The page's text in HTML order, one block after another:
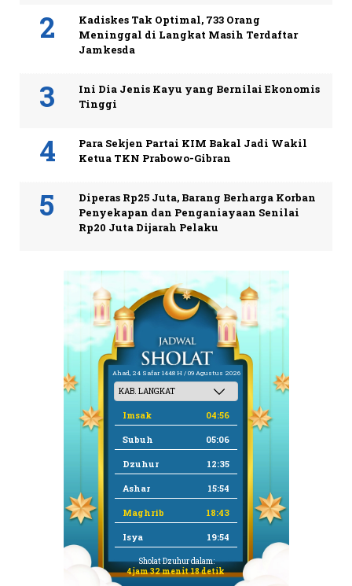
Kadiskes Tak Optimal, 733 Orang
Meninggal di Langkat Masih Terdaftar
Jamkesda
Ini Dia Jenis Kayu yang Bernilai Ekonomis
Tinggi
Para Sekjen Partai KIM Bakal Jadi Wakil
Ketua TKN Prabowo-Gibran
Diperas Rp25 Juta, Barang Berharga Korban
Penyekapan dan Penganiayaan Senilai
Rp20 Juta Dijarah Pelaku
Ahad, 24 Safar 1448 H / 09 Agustus 2026
Imsak 04:56
Subuh 05:06
Dzuhur 12:35
Ashar 15:54
Maghrib 18:43
Isya 19:54
Sholat Dzuhur dalam:
4 jam 32 menit 17 detik